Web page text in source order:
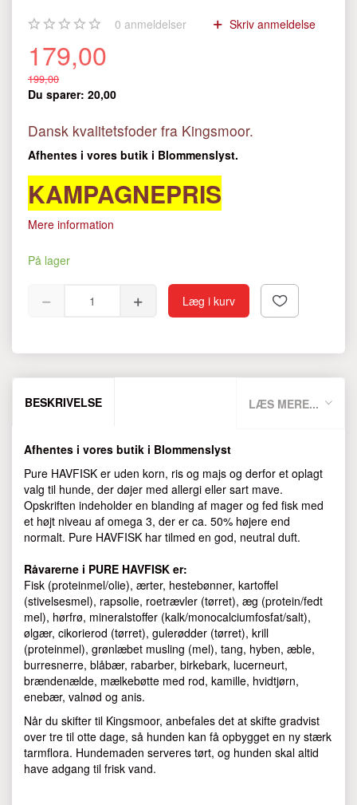
0 anmeldelser Skriv anmeldelse
179,00
199,00
Du sparer: 20,00
Dansk kvalitetsfoder fra Kingsmoor.
Afhentes i vores butik i Blommenslyst.
KAMPAGNEPRIS
Mere information
På lager
Læg i kurv
LÆS MERE...
BESKRIVELSE
Afhentes i vores butik i Blommenslyst
Pure HAVFISK er uden korn, ris og majs og derfor et oplagt
valg til hunde, der døjer med allergi eller sart mave.
Opskriften indeholder en blanding af mager og fed fisk med
et højt niveau af omega 3, der er ca. 50% højere end
normalt. Pure HAVFISK har tilmed en god, neutral duft.
Råvarerne i PURE HAVFISK er:
Fisk (proteinmel/olie), ærter, hestebønner, kartoffel
(stivelsesmel), rapsolie, roetrævler (tørret), æg (protein/fedt
mel), hørfrø, mineralstoffer (kalk/monocalciumfosfat/salt),
ølgær, cikorierod (tørret), gulerødder (tørret), krill
(proteinmel), grønlæbet musling (mel), tang, hyben, æble,
burresnerre, blåbær, rabarber, birkebark, lucerneurt,
brændenælde, mælkebøtte med rod, kamille, hvidtjørn,
enebær, valnød og anis.
Når du skifter til Kingsmoor, anbefales det at skifte gradvist
over tre til otte dage, så hunden kan få opbygget en ny stærk
tarmflora. Hundemaden serveres tørt, og hunden skal altid
have adgang til frisk vand.